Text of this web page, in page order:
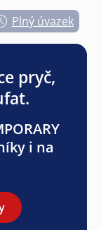
Plný úvazek
pryč,
i na